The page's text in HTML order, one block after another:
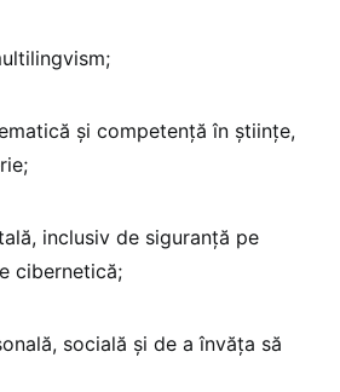
și competență în științe,
inclusiv de siguranță pe
cibernetică;
socială și de a învăța să